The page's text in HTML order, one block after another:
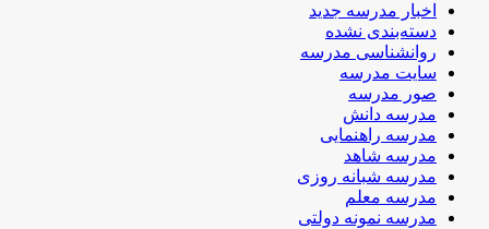
اخبار مدرسه جدید
دسته‌بندی نشده
روانشناسی مدرسه
سایت مدرسه
صور مدرسه
مدرسه دانش
مدرسه راهنمایی
مدرسه شاهد
مدرسه شبانه روزی
مدرسه معلم
مدرسه نمونه دولتی